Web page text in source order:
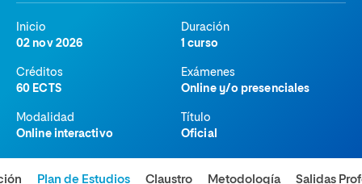
Inicio
02 nov 2026
Duración
1 curso
Créditos
60 ECTS
Exámenes
Online y/o presenciales
Modalidad
Online interactivo
Título
Oficial
Plan de Estudios Claustro Metodología Salidas